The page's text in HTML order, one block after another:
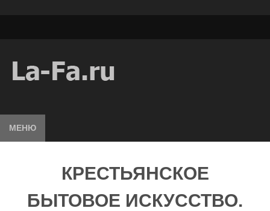
МЕНЮ
КРЕСТЬЯНСКОЕ
БЫТОВОЕ ИСКУССТВО.